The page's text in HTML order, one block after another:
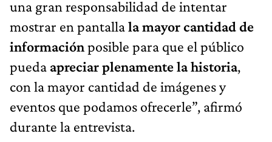
una gran responsabilidad de intentar
mostrar en pantallala mayor cantidad de
informaciónposible para que el público
pueda apreciar plenamente la historia,
con la mayor cantidad de imágenes y
eventos que podamos ofrecerle”, afirmó
durante la entrevista.